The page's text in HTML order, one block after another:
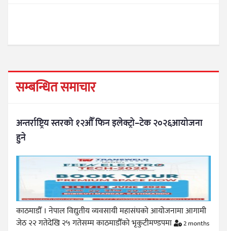
सम्बन्धित समाचार
अन्तर्राष्ट्रिय स्तरको १२औँ फिन इलेक्ट्रो–टेक २०२६आयोजना
हुने
काठमाडौँ । नेपाल विद्युतीय व्यवसायी महासंघको आयोजनामा आगामी
जेठ २२ गतेदेखि २५ गतेसम्म काठमाडौँको भृकुटीमण्डपमा
2 months